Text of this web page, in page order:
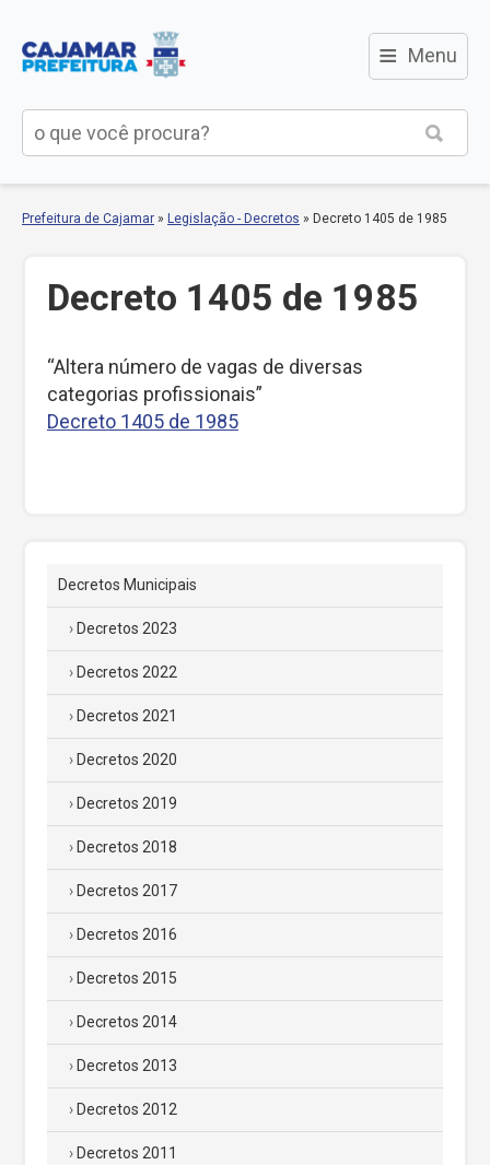
≡ Menu
Prefeitura de Cajamar » Legislação - Decretos » Decreto 1405 de 1985
Decreto 1405 de 1985
“Altera número de vagas de diversas
categorias profissionais”
Decreto 1405 de 1985
Decretos Municipais
Decretos 2023
Decretos 2022
Decretos 2021
Decretos 2020
Decretos 2019
Decretos 2018
Decretos 2017
Decretos 2016
Decretos 2015
Decretos 2014
Decretos 2013
Decretos 2012
Decretos 2011